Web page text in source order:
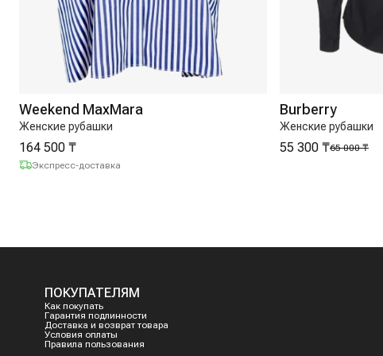
Weekend MaxMara
Женские рубашки
164 500 ₸
Экспресс-доставка
Burberry
Женские рубашки
65 000 ₸
55 300 ₸
ПОКУПАТЕЛЯМ
Как покупать
Гарантия подлинности
Доставка и возврат товара
Условия оплаты
Правила пользования